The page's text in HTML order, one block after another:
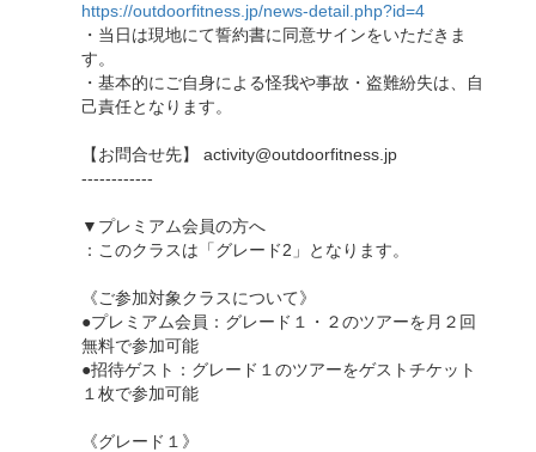
https://outdoorfitness.jp/news-detail.php?id=4
・当日は現地にて誓約書に同意サインをいただきま
す。
・基本的にご自身による怪我や事故・盗難紛失は、自
己責任となります。
【お問合せ先】 activity@outdoorfitness.jp
------------
▼プレミアム会員の方へ
：このクラスは「グレード2」となります。
《ご参加対象クラスについて》
●プレミアム会員：グレード１・２のツアーを月２回
無料で参加可能
●招待ゲスト：グレード１のツアーをゲストチケット
１枚で参加可能
《グレード１》